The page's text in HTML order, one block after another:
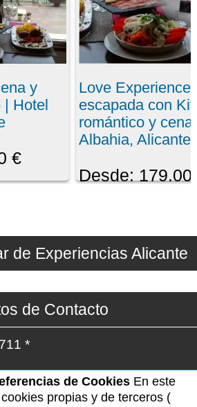
de Cookies En este
propias y de terceros (
y
Hotel
€
Love
escapada con Kit
romántico y
Albahia, Alicante
Desde: 179.00
de Experiencias Alicante
de Contacto
*
Mensajes)*